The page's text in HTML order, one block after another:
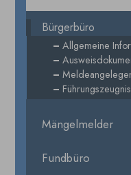
Bürgerbüro
Allgemeine
Mängelmelder
Fundbüro